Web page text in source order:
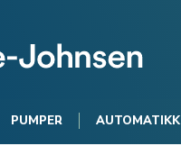
PUMPER AUTOMATIKK